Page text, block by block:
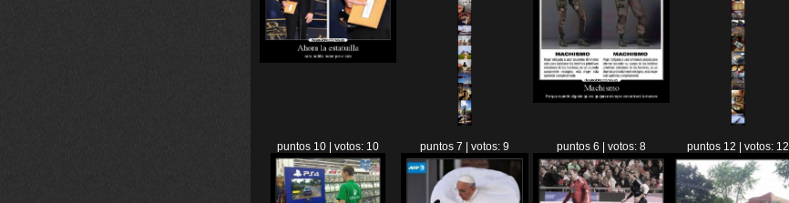
puntos 10 | votos: 10 puntos 7 | votos: 9 puntos 6 | votos: 8 puntos 12 | votos: 12